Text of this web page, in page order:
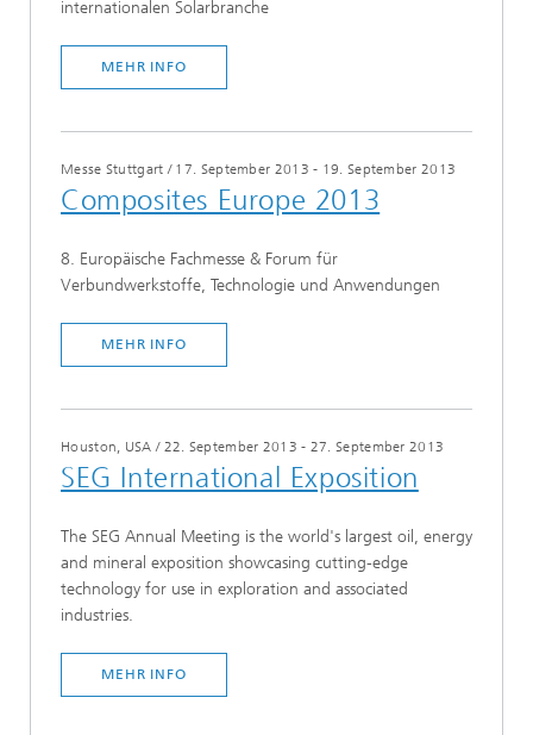
internationalen Solarbranche
MEHR INFO
Messe Stuttgart / 17. September 2013 - 19. September 2013
Composites Europe 2013
8. Europäische Fachmesse & Forum für
Verbundwerkstoffe, Technologie und Anwendungen
MEHR INFO
Houston, USA / 22. September 2013 - 27. September 2013
SEG International Exposition
The SEG Annual Meeting is the world's largest oil, energy
and mineral exposition showcasing cutting-edge
technology for use in exploration and associated
industries.
MEHR INFO